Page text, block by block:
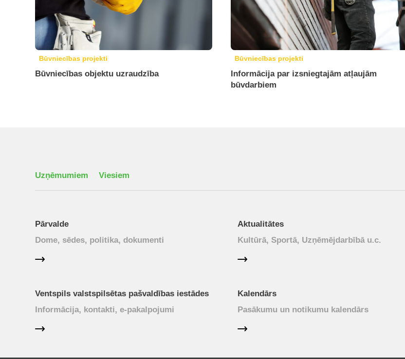
Būvniecības projekti
Būvniecības objektu uzraudzība
Būvniecības projekti
Informācija par izsniegtajām atļaujām
būvdarbiem
Uzņēmumiem Viesiem
Pārvalde
Dome, sēdes, politika, dokumenti
Aktualitātes
Kultūrā, Sportā, Uzņēmējdarbībā u.c.
Ventspils valstspilsētas pašvaldības iestādes
Informācija, kontakti, e-pakalpojumi
Kalendārs
Pasākumu un notikumu kalendārs